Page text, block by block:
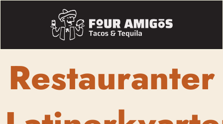
Restauranter